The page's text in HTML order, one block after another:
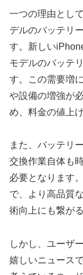
一つの理由とし
デルのバッテリ
す。新しい
モデルのバッテ
す。この需要増
や設備の増強が
め、料金の値上
また、バッテリ
交換作業自体も
必要となります
で、より高品質
術向上にも繋が
しかし、ユーザ
嬉しいニュース